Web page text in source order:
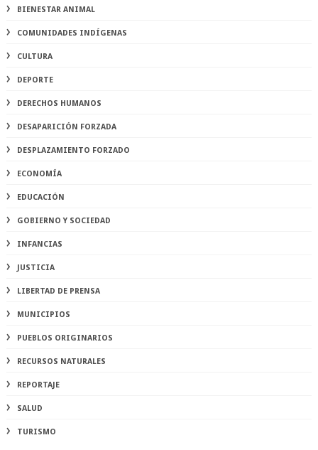
BIENESTAR ANIMAL
COMUNIDADES INDÍGENAS
CULTURA
DEPORTE
DERECHOS HUMANOS
DESAPARICIÓN FORZADA
DESPLAZAMIENTO FORZADO
ECONOMÍA
EDUCACIÓN
GOBIERNO Y SOCIEDAD
INFANCIAS
JUSTICIA
LIBERTAD DE PRENSA
MUNICIPIOS
PUEBLOS ORIGINARIOS
RECURSOS NATURALES
REPORTAJE
SALUD
TURISMO